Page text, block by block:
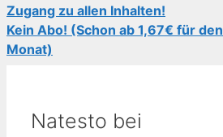
Zugang zu allen Inhalten!
Kein Abo! (Schon ab 1,67€ für den
Monat)
Natesto bei